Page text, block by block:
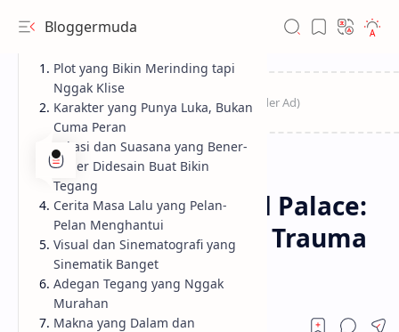
Bloggermuda
Review The Haunted Palace:
Drama Horor Penuh Trauma
dan Misteri
Plot yang Bikin Merinding tapi
Nggak Klise
Karakter yang Punya Luka, Bukan
Cuma Peran
Lokasi dan Suasana yang Bener-
Bener Didesain Buat Bikin
Tegang
Cerita Masa Lalu yang Pelan-
Pelan Menghantui
Visual dan Sinematografi yang
Sinematik Banget
Adegan Tegang yang Nggak
Murahan
Makna yang Dalam dan